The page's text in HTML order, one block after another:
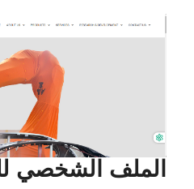
الملف الشخصي